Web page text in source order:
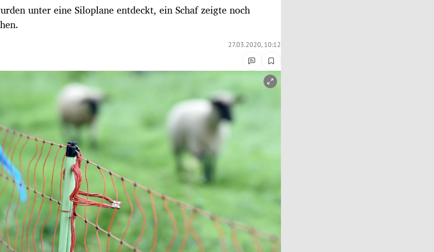
unter eine Siloplane entdeckt, ein Schaf zeigte noch
27.03.2020, 10:12
öffnen/schließen